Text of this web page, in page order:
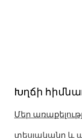
Խղճի
Մեր
տեսլականը և